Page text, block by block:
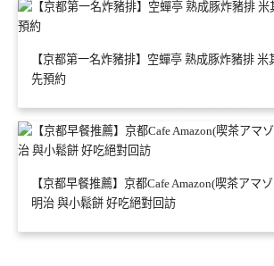
【京都第一名炸豬排】空蟬亭 熟成豚炸豬排
先預約
【京都早餐推薦】京都Cafe Amazon(喫茶アマ
明治 與小鬆餅 好吃絕對回訪